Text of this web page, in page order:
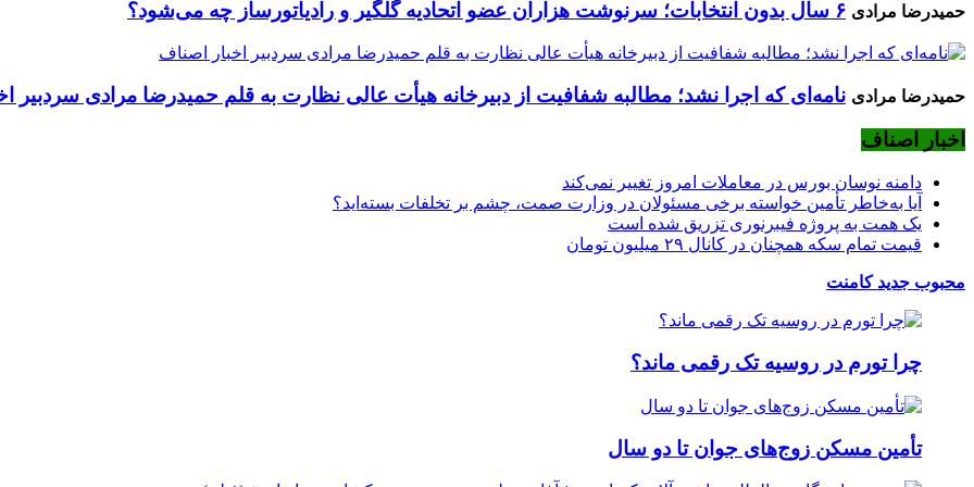
حمیدرضا مرادی ۶ سال بدون انتخابات؛ سرنوشت هزاران عضو اتحادیه گلگیر و رادیاتورساز چه می‌شود؟
حمیدرضا مرادی نامه‌ای که اجرا نشد؛ مطالبه شفافیت از دبیرخانه هیأت عالی نظارت به قلم حمیدرضا مرادی سردبیر
اخبار اصناف
دامنه نوسان بورس در معاملات امروز تغییر نمی‌کند
آیا به‌خاطر تأمین خواسته برخی مسئولان در وزارت صمت، چشم بر تخلفات بسته‌اید؟
یک همت به پروژه فیبرنوری تزریق شده است
قیمت تمام سکه همچنان در کانال ۲۹ میلیون تومان
محبوب جدیدکامنت
چرا تورم در روسیه تک رقمی ماند؟
تأمین مسکن زوج‌های جوان تا دو سال